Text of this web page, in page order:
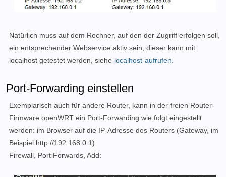
Natürlich muss auf dem Rechner, auf den der Zugriff erfolgen soll,
ein entsprechender Webservice aktiv sein, dieser kann mit
localhost getestet werden, siehe localhost-aufrufen
Port-Forwarding einstellen
Exemplarisch auch für andere Router, kann in der freien Router-
Firmware openWRT ein Port-Forwarding wie folgt eingestellt
werden: im Browser auf die IP-Adresse des Routers (Gateway, im
Beispiel http://192.168.0.1)
Firewall, Port Forwards, Add: